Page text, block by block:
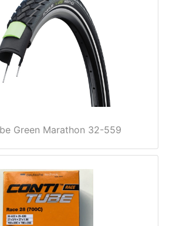
Green Marathon 32-559